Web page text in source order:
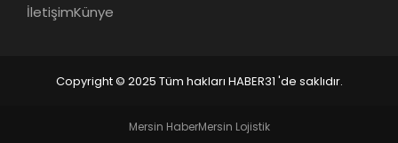
İletişimKünye
Copyright © 2025 Tüm hakları HABER31 'de saklıdır.
Mersin HaberMersin Lojistik